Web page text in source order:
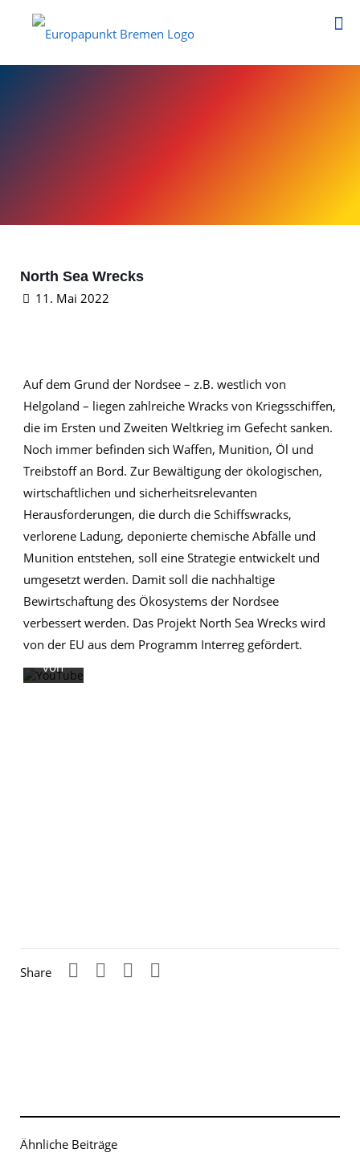
North Sea Wrecks
11. Mai 2022
Auf dem Grund der Nordsee – z.B. westlich von
Helgoland – liegen zahlreiche Wracks von Kriegsschiffen,
die im Ersten und Zweiten Weltkrieg im Gefecht sanken.
Noch immer befinden sich Waffen, Munition, Öl und
Treibstoff an Bord. Zur Bewältigung der ökologischen,
wirtschaftlichen und sicherheitsrelevanten
Herausforderungen, die durch die Schiffswracks,
verlorene Ladung, deponierte chemische Abfälle und
Munition entstehen, soll eine Strategie entwickelt und
umgesetzt werden. Damit soll die nachhaltige
Bewirtschaftung des Ökosystems der Nordsee
verbessert werden. Das Projekt North Sea Wrecks wird
von der EU aus dem Programm Interreg gefördert.
Mit
dem
Laden
des
Videos
akzept
ieren
Sie die
Daten
schutz
erklär
ung
von
YouTu
Share
Ähnliche Beiträge